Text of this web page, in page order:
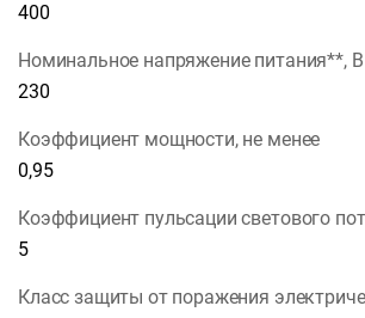
400
Номинальное напряжение питания**, В
230
Коэффициент мощности, не менее
0,95
Коэффициент пульсации светового
5
Класс защиты от поражения